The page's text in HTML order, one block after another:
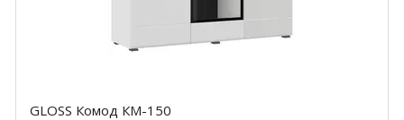
GLOSS Комод КМ-150